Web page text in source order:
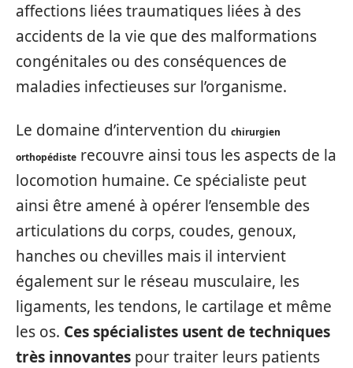
affections liées traumatiques liées à des
accidents de la vie que des malformations
congénitales ou des conséquences de
maladies infectieuses sur l’organisme.
Le domaine d’intervention du chirurgien
orthopédiste recouvre ainsi tous les aspects de la
locomotion humaine. Ce spécialiste peut
ainsi être amené à opérer l’ensemble des
articulations du corps, coudes, genoux,
hanches ou chevilles mais il intervient
également sur le réseau musculaire, les
ligaments, les tendons, le cartilage et même
les os. Ces spécialistes usent de techniques
très innovantes pour traiter leurs patients